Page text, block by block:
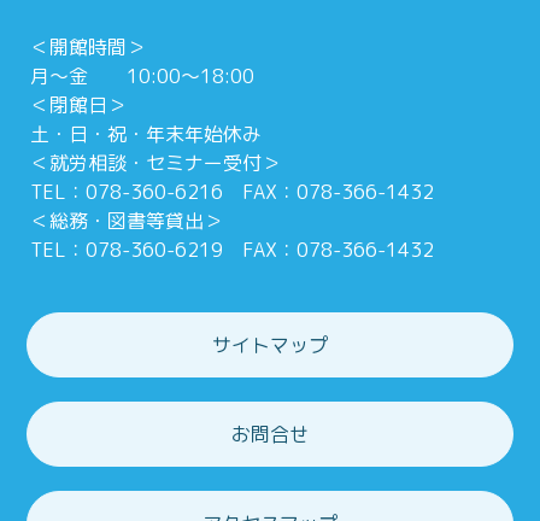
＜開館時間＞
月～金 10:00～18:00
＜閉館日＞
土・日・祝・年末年始休み
＜就労相談・セミナー受付＞
TEL：078-360-6216 FAX：078-366-1432
＜総務・図書等貸出＞
TEL：078-360-6219 FAX：078-366-1432
サイトマップ
お問合せ